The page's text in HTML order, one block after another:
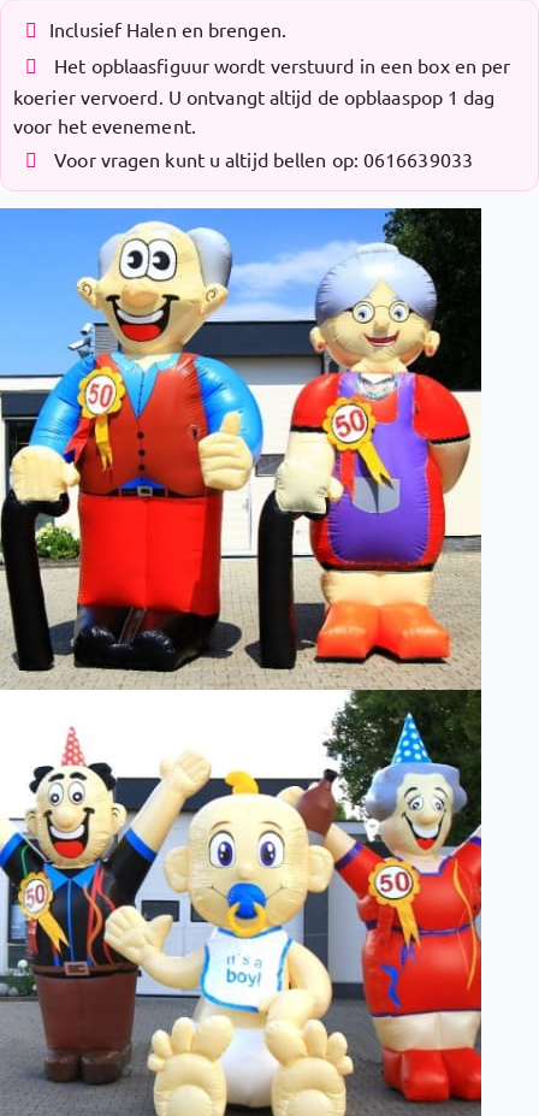
Inclusief Halen en brengen.
Het opblaasfiguur wordt verstuurd in een box en per
koerier vervoerd. U ontvangt altijd de opblaaspop 1 dag
voor het evenement.
Voor vragen kunt u altijd bellen op: 0616639033